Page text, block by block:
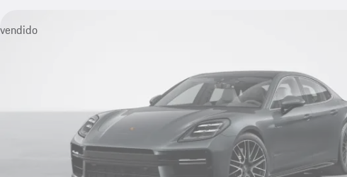
vendido